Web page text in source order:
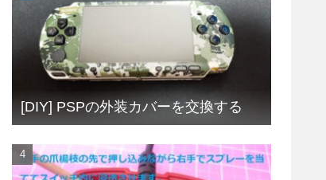
[DIY] PSPの外装カバーを交換する